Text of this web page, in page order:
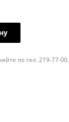
по тел. 219-77-00.